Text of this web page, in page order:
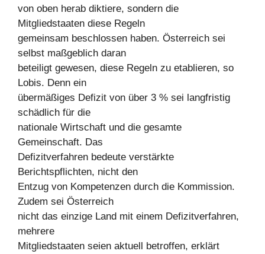
von oben herab diktiere, sondern die
Mitgliedstaaten diese Regeln
gemeinsam beschlossen haben. Österreich sei
selbst maßgeblich daran
beteiligt gewesen, diese Regeln zu etablieren, so
Lobis. Denn ein
übermäßiges Defizit von über 3 % sei langfristig
schädlich für die
nationale Wirtschaft und die gesamte
Gemeinschaft. Das
Defizitverfahren bedeute verstärkte
Berichtspflichten, nicht den
Entzug von Kompetenzen durch die Kommission.
Zudem sei Österreich
nicht das einzige Land mit einem Defizitverfahren,
mehrere
Mitgliedstaaten seien aktuell betroffen, erklärt